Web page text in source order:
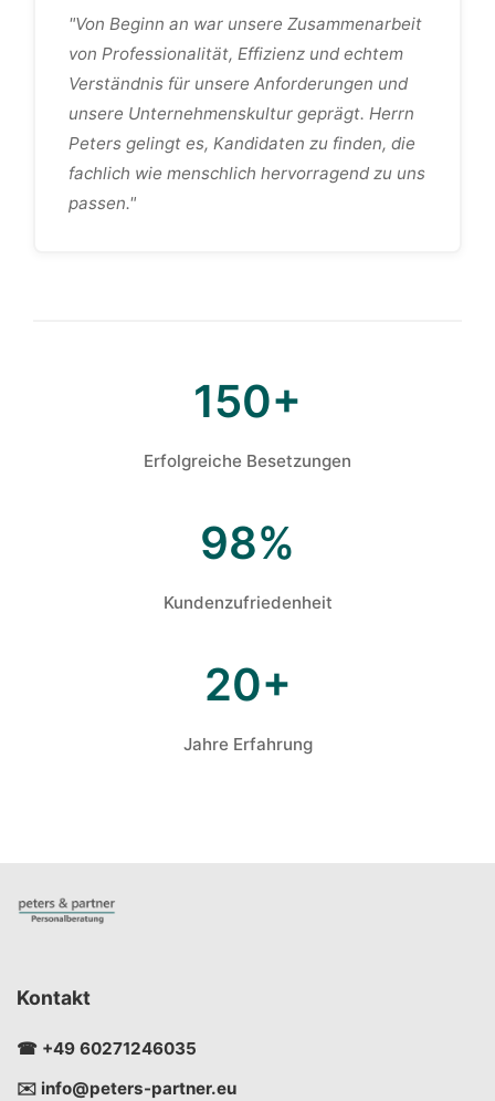
"Von Beginn an war unsere Zusammenarbeit
von Professionalität, Effizienz und echtem
Verständnis für unsere Anforderungen und
unsere Unternehmenskultur geprägt. Herrn
Peters gelingt es, Kandidaten zu finden, die
fachlich wie menschlich hervorragend zu uns
passen."
150+
Erfolgreiche Besetzungen
98%
Kundenzufriedenheit
20+
Jahre Erfahrung
Kontakt
☎ +49 60271246035
✉️ info@peters-partner.eu